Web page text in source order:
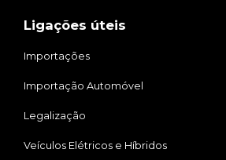
Ligações úteis
Importações
Importação Automóvel
Legalização
Veículos Elétricos e Híbridos